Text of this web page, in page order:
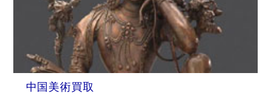
中国美術買取